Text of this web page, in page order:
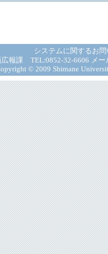
システムに関するお
報課 TEL:0852-32-6606 メー
© 2009 Shimane